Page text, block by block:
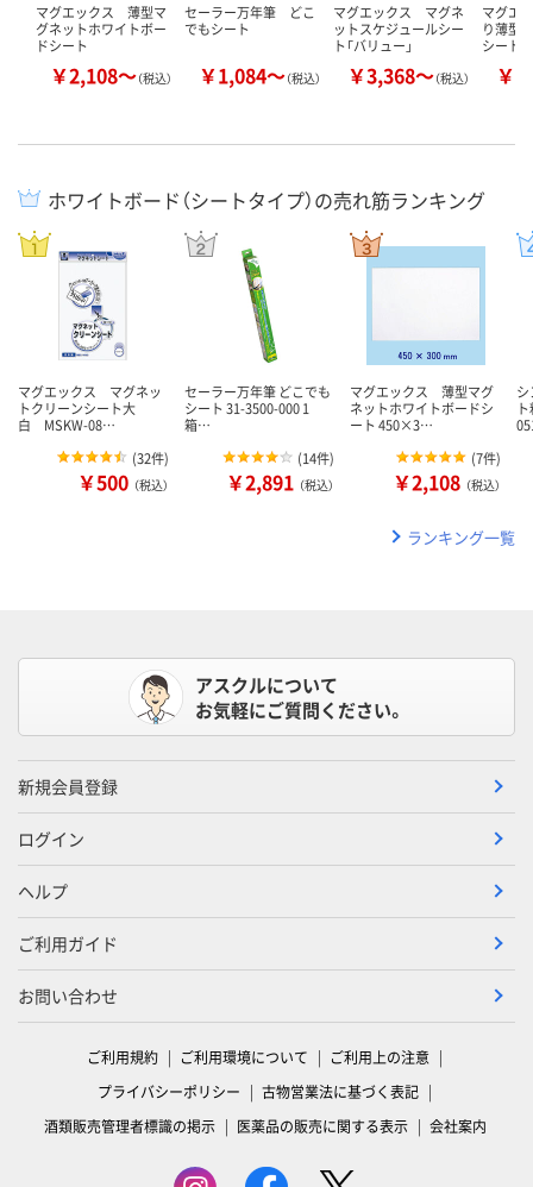
マグエックス 薄型マ
グネットホワイトボー
ドシート
￥2,108～（税込）
セーラー万年筆 どこ
でもシート
￥1,084～（税込）
マグエックス マグネ
ットスケジュールシー
ト「バリュー」
￥3,368～（税込）
マグエ
り薄型
シート
￥
ホワイトボード（シートタイプ）の売れ筋ランキング
マグエックス マグネッ
トクリーンシート大
白 MSKW-08…
(32件)
￥500 （税込）
セーラー万年筆 どこでも
シート 31-3500-000 1
箱…
(14件)
￥2,891 （税込）
マグエックス 薄型マグ
ネットホワイトボードシ
ート 450×3…
(7件)
￥2,108 （税込）
ランキング一覧
アスクルについて
お気軽にご質問ください。
新規会員登録
ログイン
ヘルプ
ご利用ガイド
お問い合わせ
ご利用規約 ご利用環境について
ご利用上の注意
プライバシーポリシー
古物営業法に基づく表記
酒類販売管理者標識の掲示
医薬品の販売に関する表示 会社案内